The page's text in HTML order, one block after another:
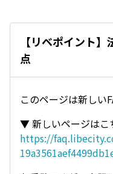
【リベポイント
点
このページは新しい
▼ 新しいページはこ
https://